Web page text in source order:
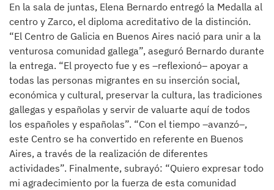
En la sala de juntas, Elena Bernardo entregó la Medalla al
centro y Zarco, el diploma acreditativo de la distinción.
“El Centro de Galicia en Buenos Aires nació para unir a la
venturosa comunidad gallega”, aseguró Bernardo durante
la entrega. “El proyecto fue y es –reflexionó– apoyar a
todas las personas migrantes en su inserción social,
económica y cultural, preservar la cultura, las tradiciones
gallegas y españolas y servir de valuarte aquí de todos
los españoles y españolas”. “Con el tiempo –avanzó–,
este Centro se ha convertido en referente en Buenos
Aires, a través de la realización de diferentes
actividades”. Finalmente, subrayó: “Quiero expresar todo
mi agradecimiento por la fuerza de esta comunidad